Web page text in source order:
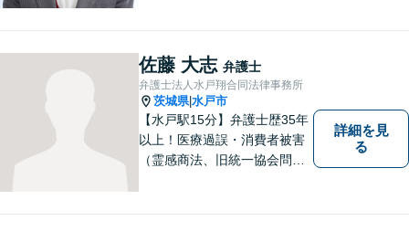
地域密着の女性弁護士。お困
りごとがあればお気軽にご相
談ください！お一人おひとり
に誠実に向き合います。
佐藤 大志 弁護士
弁護士法人水戸翔合同法律事務所
茨城県|水戸市
【水戸駅15分】弁護士歴35年
以上！医療過誤・消費者被害
（霊感商法、旧統一協会問題
め、日々勉強、積極的に行動
詳細を見
る